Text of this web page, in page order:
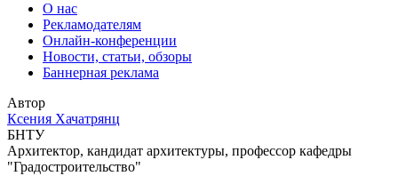
О нас
Рекламодателям
Онлайн-конференции
Новости, статьи, обзоры
Баннерная реклама
Автор
Ксения Хачатрянц
БНТУ
Архитектор, кандидат архитектуры, профессор кафедры
"Градостроительство"